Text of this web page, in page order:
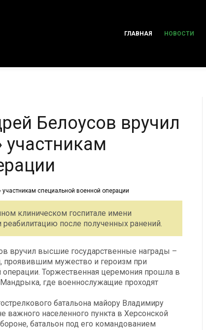
ГЛАВНАЯ НОВОСТИ
Белоусов вручил
участникам
клиническом госпитале имени
после полученных ранений.
вручил высшие государственные награды –
проявившим мужество и героизм при
Торжественная церемония прошла в
где военнослужащие проходят
батальона майору Владимиру
населенного пункта в Херсонской
батальон под его командованием